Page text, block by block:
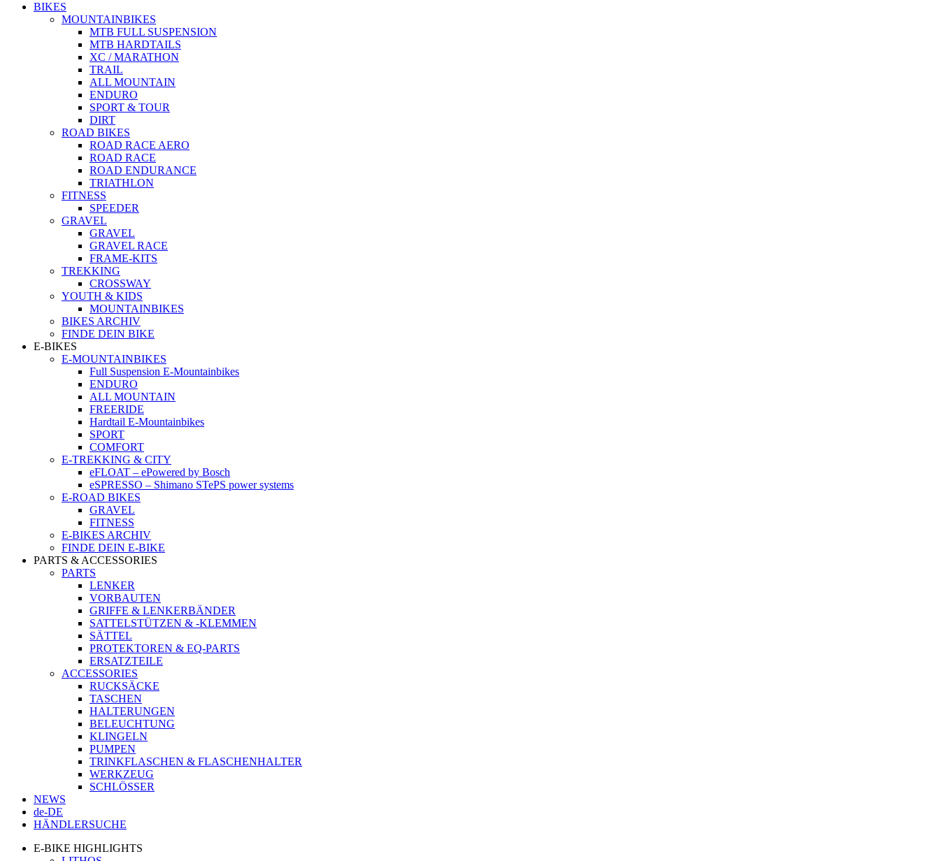
BIKES
MOUNTAINBIKES
MTB FULL SUSPENSION
MTB HARDTAILS
XC / MARATHON
TRAIL
ALL MOUNTAIN
ENDURO
SPORT & TOUR
DIRT
ROAD BIKES
ROAD RACE AERO
ROAD RACE
ROAD ENDURANCE
TRIATHLON
FITNESS
SPEEDER
GRAVEL
GRAVEL
GRAVEL RACE
FRAME-KITS
TREKKING
CROSSWAY
YOUTH & KIDS
MOUNTAINBIKES
BIKES ARCHIV
FINDE DEIN BIKE
E-BIKES
E-MOUNTAINBIKES
Full Suspension E-Mountainbikes
ENDURO
ALL MOUNTAIN
FREERIDE
Hardtail E-Mountainbikes
SPORT
COMFORT
E-TREKKING & CITY
eFLOAT – ePowered by Bosch
eSPRESSO – Shimano STePS power systems
E-ROAD BIKES
GRAVEL
FITNESS
E-BIKES ARCHIV
FINDE DEIN E-BIKE
PARTS & ACCESSORIES
PARTS
LENKER
VORBAUTEN
GRIFFE & LENKERBÄNDER
SATTELSTÜTZEN & -KLEMMEN
SÄTTEL
PROTEKTOREN & EQ-PARTS
ERSATZTEILE
ACCESSORIES
RUCKSÄCKE
TASCHEN
HALTERUNGEN
BELEUCHTUNG
KLINGELN
PUMPEN
TRINKFLASCHEN & FLASCHENHALTER
WERKZEUG
SCHLÖSSER
NEWS
de-DE
HÄNDLERSUCHE
E-BIKE HIGHLIGHTS